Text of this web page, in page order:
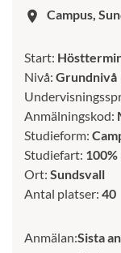
room Campus,
Start:
Nivå: Grundnivå
Anmälningskod:
Studieform:
Studiefart: 100%
Ort: Sundsvall
Antal platser: 40
Anmälan:Sista